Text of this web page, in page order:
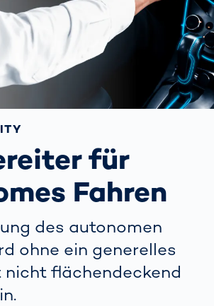
für
Fahren
des autonomen
ohne ein generelles
nicht flächendeckend